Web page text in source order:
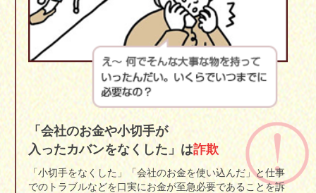
「会社のお金や小切手が
入ったカバンをなくした」は詐欺
「小切手をなくした」「会社のお金を使い込んだ」と仕事
でのトラブルなどを口実にお金が至急必要であることを訴